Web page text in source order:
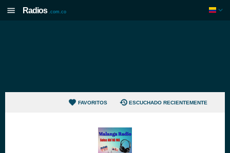
Radios .com.co
FAVORITOS ESCUCHADO RECIENTEMENTE